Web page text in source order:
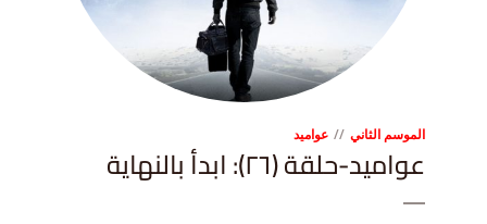
الموسم الثاني عواميد
عواميد-حلقة (٢٦): ابدأ بالنهاية